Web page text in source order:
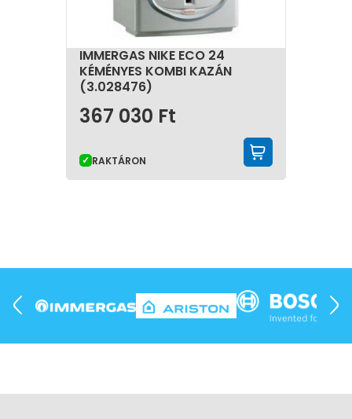
IMMERGAS NIKE ECO 24
KÉMÉNYES KOMBI KAZÁN
(3.028476)
367 030 Ft
RAKTÁRON